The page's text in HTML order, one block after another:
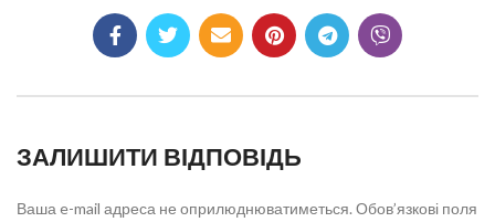
ЗАЛИШИТИ ВІДПОВІДЬ
Ваша e-mail адреса не оприлюднюватиметься. Обов’язкові поля